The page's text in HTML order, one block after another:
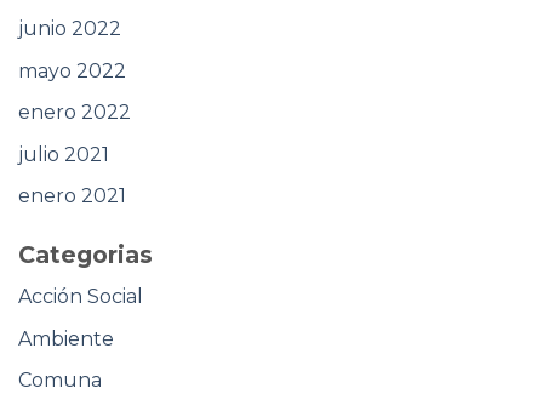
junio 2022
mayo 2022
enero 2022
julio 2021
enero 2021
Categorias
Acción Social
Ambiente
Comuna